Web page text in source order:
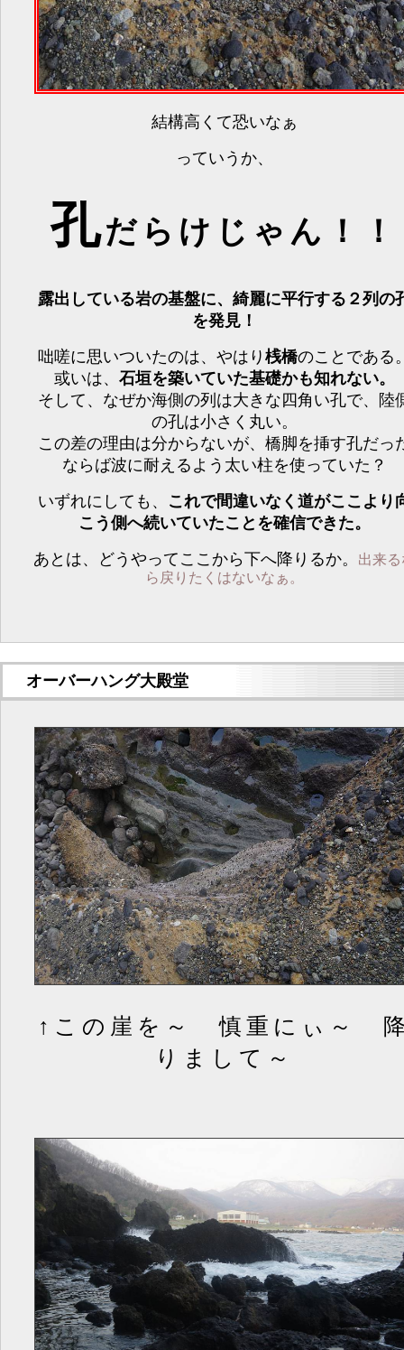
結構高くて恐いなぁ
っていうか、
孔だらけじゃん！！
露出している岩の基盤に、綺麗に平行する２列の
を発見！
咄嗟に思いついたのは、やはり 桟橋のことである
或いは、 石垣を築いていた基礎かも知れない。
そして、なぜか海側の列は大きな四角い孔で、陸
の孔は小さく丸い。
この差の理由は分からないが、橋脚を挿す孔だっ
ならば波に耐えるよう太い柱を使っていた？
いずれにしても、
これで間違いなく道がここより
こう側へ続いていたことを確信できた。
あとは、どうやってここから下へ降りるか。
出来る
ら戻りたくはないなぁ。
オーバーハング大殿堂
↑この崖を～ 慎重にぃ～
りまして～